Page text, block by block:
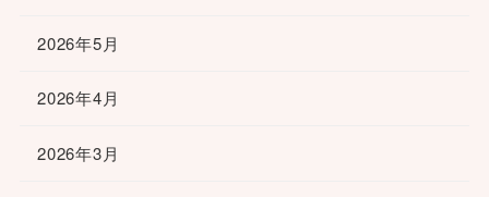
2026年5月
2026年4月
2026年3月